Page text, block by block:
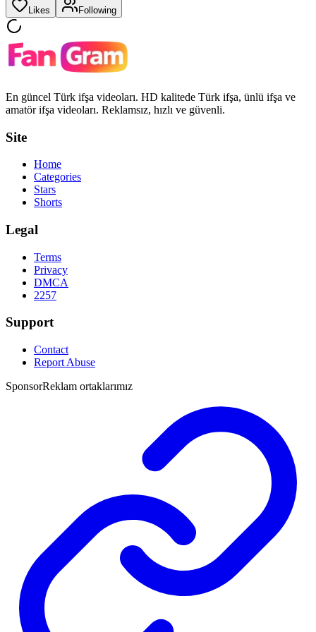
Likes Following
En güncel Türk ifşa videoları. HD kalitede Türk ifşa, ünlü ifşa ve
amatör ifşa videoları. Reklamsız, hızlı ve güvenli.
Site
Home
Categories
Stars
Shorts
Legal
Terms
Privacy
DMCA
2257
Support
Contact
Report Abuse
SponsorReklam ortaklarımız